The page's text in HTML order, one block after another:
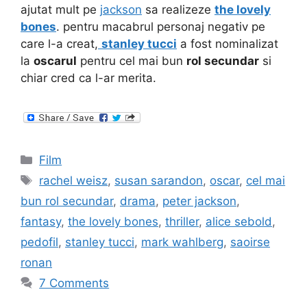
ajutat mult pe jackson sa realizeze the lovely
bones. pentru macabrul personaj negativ pe
care l-a creat, stanley tucci a fost nominalizat
la oscarul pentru cel mai bun rol secundar si
chiar cred ca l-ar merita.
Categories
Film
Tags
rachel weisz, susan sarandon, oscar, cel mai
bun rol secundar, drama, peter jackson,
fantasy, the lovely bones, thriller, alice sebold,
pedofil, stanley tucci, mark wahlberg, saoirse
ronan
7 Comments